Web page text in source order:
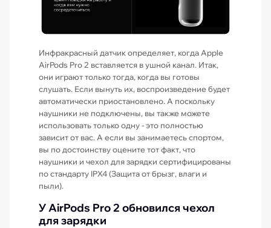
Инфракрасный датчик определяет, когда Apple
AirPods Pro 2 вставляется в ушной канал. Итак,
они играют только тогда, когда вы готовы
слушать. Если вынуть их, воспроизведение будет
автоматически приостановлено. А поскольку
наушники не подключены, вы также можете
использовать только одну - это полностью
зависит от вас. А если вы занимаетесь спортом,
вы по достоинству оцените тот факт, что
наушники и чехол для зарядки сертифицированы
по стандарту IPX4 (Защита от брызг, влаги и
пыли).
У AirPods Pro 2 обновился чехол
для зарядки